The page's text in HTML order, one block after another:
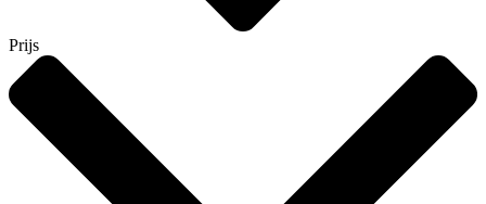
Prijs